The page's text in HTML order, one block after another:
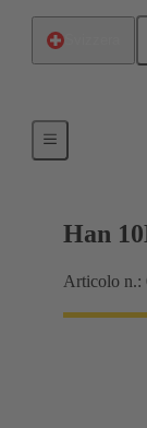
Correnti
Han
Articolo n.: